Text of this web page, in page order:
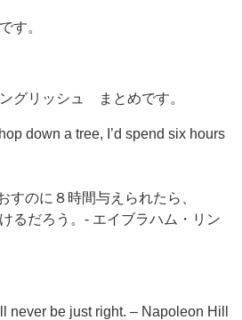
す。
グリッシュ まとめです。
down a tree, I’d spend six hours
すのに８時間与えられたら、
るだろう。- エイブラハム・リン
never be just right. – Napoleon Hill